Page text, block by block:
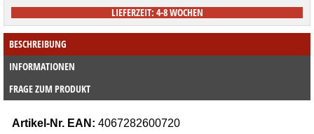
LIEFERZEIT: 4-8 WOCHEN
BESCHREIBUNG
INFORMATIONEN
FRAGE ZUM PRODUKT
Artikel-Nr. EAN: 4067282600720